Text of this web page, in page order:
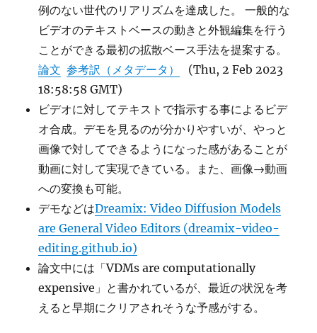
集
に
例のない世代のリアリズムを達成した。 一般的な
ビデオのテキストベースの動きと外観編集を行う
ことができる最初の拡散ベース手法を提案する。
論文 参考訳（メタデータ）
(Thu, 2 Feb 2023
18:58:58 GMT)
ビデオに対してテキストで指示する事によるビデ
オ合成。デモを見るのが分かりやすいが、やっと
画像で対してできるようになった感があることが
動画に対して実現できている。また、画像→動画
への変換も可能。
デモなどはDreamix: Video Diffusion Models
are General Video Editors (dreamix-video-
editing.github.io)
論文中には「VDMs are computationally
expensive」と書かれているが、最近の状況を考
えると早期にクリアされそうな予感がする。